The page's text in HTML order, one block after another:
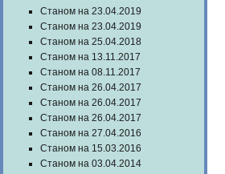
Станом на 23.04.2019
Станом на 23.04.2019
Станом на 25.04.2018
Станом на 13.11.2017
Станом на 08.11.2017
Станом на 26.04.2017
Станом на 26.04.2017
Станом на 26.04.2017
Станом на 27.04.2016
Станом на 15.03.2016
Станом на 03.04.2014